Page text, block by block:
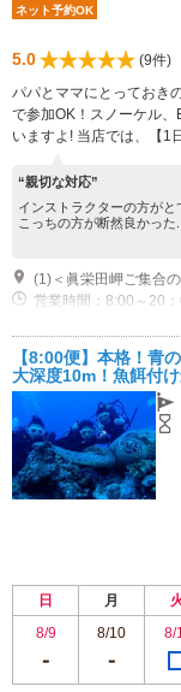
ネット予約OK
5.0
(9件)
パパとママにとっておき
で参加OK！スノーケル
いますよ! 当店では、【1
“親切な対応”
インストラクターの方がと
こっちの方が断然良かった...
営業時間：8:00～20：
【8:00便】本格！青
大深度10m！魚餌付け
日 月
8/9
8/10 8/